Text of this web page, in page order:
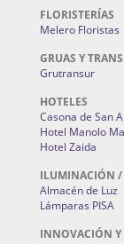
FLORISTERÍAS
Melero Floristas
GRUAS Y
Grutransur
HOTELES
Casona de San
Hotel Manolo
Hotel Zaida
ILUMINACIÓN /
Almacén de Luz
Lámparas PISA
INNOVACIÓN